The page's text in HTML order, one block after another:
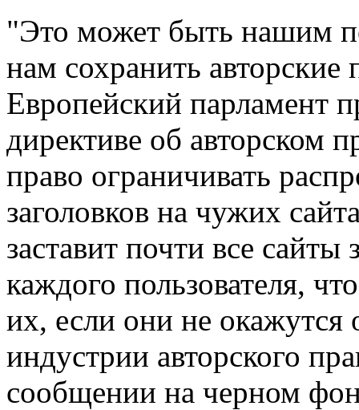
"Это может быть нашим
нам сохранить авторские
Европейский парламент
директиве об авторском
право ограничивать
заголовков на чужих
заставит почти все сайты
каждого пользователя,
их, если они не окажутся
индустрии авторского
сообщении на черном